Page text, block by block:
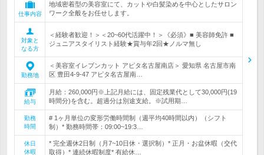
仕事内容
地域密着型の美容室にて、カットや白髪染めを中心としたサロン
ワーク全般をお任せします。
対象と
なる方
＜経験者歓迎！＞＜20~60代活躍中！＞《必須》■ 美容師免許 ■
ジュニアスタイリスト経験★賞与年2回★ノルマ無し
勤務地
＜美容室イレブンカット アピタ名古屋南店＞ 愛知県 名古屋市南
区 豊田4-9-47 アピタ名古屋南…
給与
月給：260,000円※上記月給には、固定残業代として30,000円(19
時間分)を含む。超過分は別途支給。※試用期…
勤務
時間
# 1ヶ月単位の変形労働時間制（週平均40時間以内）（シフト
制）* 勤務時間帯：09:00~19:3…
休日
休暇
* 完全週休2日制（月7~10日休・選択制）* 正月・お盆休暇（交代
取得）* 連続休暇制度* 有給休…